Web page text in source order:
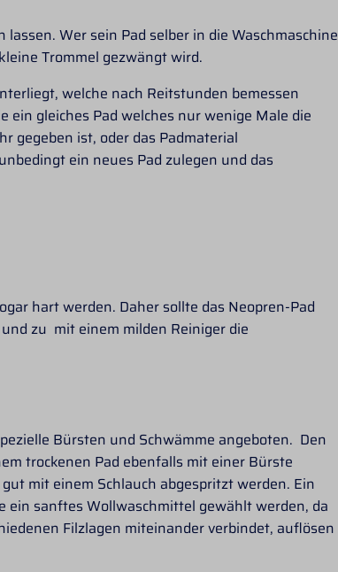
Wer sein Pad selber in die Waschmaschine
Trommel gezwängt wird.
welche nach Reitstunden bemessen
gleiches Pad welches nur wenige Male die
gegeben ist, oder das Padmaterial
ein neues Pad zulegen und das
hart werden. Daher sollte das Neopren-Pad
zu mit einem milden Reiniger die
Bürsten und Schwämme angeboten. Den
trockenen Pad ebenfalls mit einer Bürste
mit einem Schlauch abgespritzt werden. Ein
sanftes Wollwaschmittel gewählt werden, da
Filzlagen miteinander verbindet, auflösen